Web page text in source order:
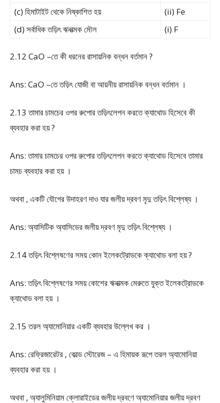
(c) হিমাটাইট থেকে নিষ্কাশিত হয়
(ii) Fe
(d) সর্বাধিক তড়িৎ ঋনাত্মক মৌল
(i) F
2.12 CaO –তে কী ধরনের রাসায়নিক বন্ধন বর্তমান ?
Ans: CaO –তে তড়িৎ যোজী বা আয়নীয় রাসায়নিক বন্ধন বর্তমান ।
2.13 তামার চামচের ওপর রুপোর তড়িৎলেপন করতে ক্যাথোড হিসেবে কী
ব্যবহার করা হয় ?
Ans: তামার চামচের ওপর রুপোর তড়িৎলেপন করতে ক্যাথোড হিসেবে তামার
চামচ ব্যবহার করা হয় ।
অথবা , একটি যৌগের উদাহরণ দাও যার জলীয় দ্রবণ মৃদু তড়িৎ বিশ্লেষ্য ।
Ans: অ্যাসিটিক অ্যাসিডের জলীয় দ্রবণ মৃদু তড়িৎ বিশ্লেষ্য ।
2.14 তড়িৎ বিশ্লেষণের সময় কোন ইলেকট্রোডকে ক্যাথোড বলা হয় ?
Ans: তড়িৎ বিশ্লেষণের সময় কোশের ঋনাত্মক মেরুতে যুক্ত ইলেকট্রোডকে
ক্যাথোড বলা হয় ।
2.15 তরল অ্যামোনিয়ার একটি ব্যবহার উল্লেখ কর ।
Ans: রেফ্রিজারেটর , কোল্ড স্টোরেজ – এ হিমায়ক রূপে তরল অ্যামোনিয়া
ব্যবহার করা হয় ।
অথবা , অ্যালুমিনিয়াম ক্লোরাইডের জলীয় দ্রবণে অ্যামোনিয়ার জলীয় দ্রবণ